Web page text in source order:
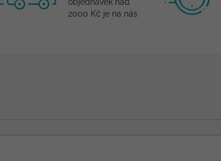
2000 Kč je na nás